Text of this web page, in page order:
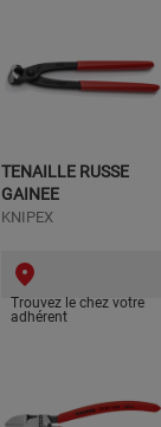
TENAILLE RUSSE
GAINEE
KNIPEX
Trouvez le chez votre
adhérent